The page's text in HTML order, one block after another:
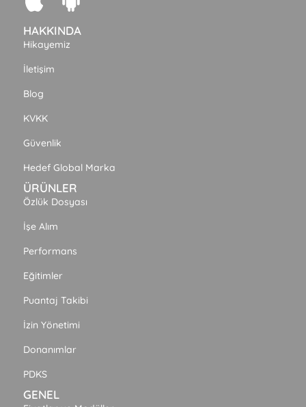
HAKKINDA
Hikayemiz
İletişim
Blog
KVKK
Güvenlik
Hedef Global Marka
ÜRÜNLER
Özlük Dosyası
İşe Alım
Performans
Eğitimler
Puantaj Takibi
İzin Yönetimi
Donanımlar
PDKS
GENEL